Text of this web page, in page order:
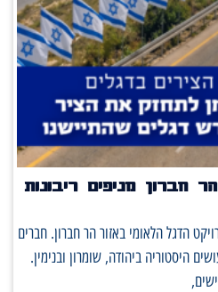
חברון מניפים ריבונות
הדגל הלאומי באזור הר חברון. חברים
היסטוריה ביהודה, שומרון ובנימין.